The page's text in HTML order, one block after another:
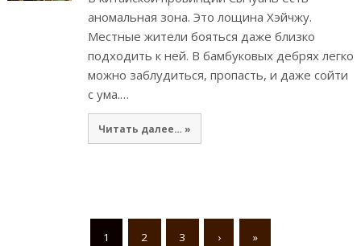
аномальная зона. Это лощина Хэйчжу.
Местные жители бояться даже близко
подходить к ней. В бамбуковых дебрях легко
можно заблудиться, пропасть, и даже сойти
с ума.…
Читать далее… »
1 2 3 › »